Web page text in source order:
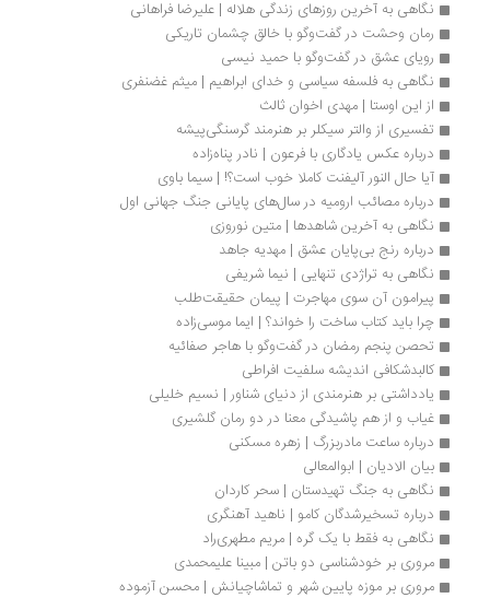
نگاهی به آخرین روزهای زندگی هلاله | علیرضا فراهانی
رمان وحشت در گفت‌وگو با خالق چشمان تاریکی
رویای عشق در گفت‌وگو با حمید نیسی
نگاهی به فلسفه سیاسی و خدای ابراهیم | میثم غضنفری
از این اوستا | مهدی اخوان ثالث
تفسیری از والتر سیکلر بر هنرمند گرسنگی‌پیشه
درباره عکس یادگاری با فرعون | نادر پناه‌زاده
آیا حال النور آلیفنت کاملا خوب است؟! | سیما باوی
درباره مصائب ارومیه در سال‌های پایانی جنگ جهانی اول
نگاهی به آخرین شاهدها | متین نوروزی
درباره رنج بی‌پایان عشق | مهدیه جاهد
نگاهی به تراژدی تنهایی | نیما شریفی
پیرامون آن سوی مهاجرت | پیمان حقیقت‌طلب
چرا باید کتاب ساخت را خواند؟ | ایما موسی‌زاده
تحصن پنجم رمضان در گفت‌وگو با هاجر صفائیه
کالبدشکافی اندیشه سلفیت افراطی
یادداشتی بر هنرمندی از دنیای شناور | نسیم خلیلی
غیاب و از هم پاشیدگی معنا در دو رمان گلشیری
درباره ساعت مادربزرگ | زهره مسکنی
بیان الادیان | ابوالمعالی
نگاهی به جنگ تهیدستان | سحر کاردان
درباره تسخیرشدگان کامو | ناهید آهنگری
نگاهی به فقط با یک گره | مریم مطهری‌راد
مروری بر خودشناسی دو باتن | مبینا علیمحمدی
مروری بر موزه پایین شهر و تماشاچیانش | محسن آزموده